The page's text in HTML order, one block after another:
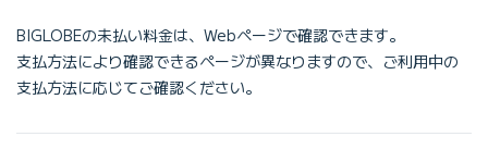
BIGLOBEの未払い料⾦は、Webページで確認できます。
⽀払⽅法により確認できるページが異なりますので、ご利⽤中の
⽀払⽅法に応じてご確認ください。